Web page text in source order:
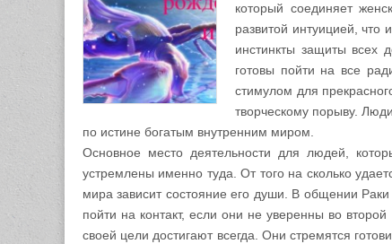
который соединяет
развитой интуицией, что
инстинкты защиты
готовы пойти на все
стимулом для
творческому порыву.
по истине богатым внутренним миром.
Основное место деятельности для людей,
устремлены именно туда. От того на сколько
мира зависит состояние его души. В общении Раки
пойти на контакт, если они не уверенны во
своей цели достигают всегда. Они стремятся